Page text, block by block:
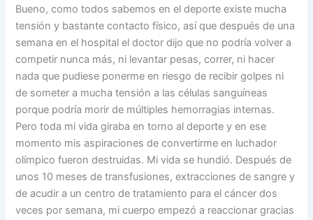
Bueno, como todos sabemos en el deporte existe mucha
tensión y bastante contacto físico, así que después de una
semana en el hospital el doctor dijo que no podría volver a
competir nunca más, ni levantar pesas, correr, ni hacer
nada que pudiese ponerme en riesgo de recibir golpes ni
de someter a mucha tensión a las células sanguíneas
porque podría morir de múltiples hemorragias internas.
Pero toda mi vida giraba en torno al deporte y en ese
momento mis aspiraciones de convertirme en luchador
olímpico fueron destruidas. Mi vida se hundió. Después de
unos 10 meses de transfusiones, extracciones de sangre y
de acudir a un centro de tratamiento para el cáncer dos
veces por semana, mi cuerpo empezó a reaccionar gracias